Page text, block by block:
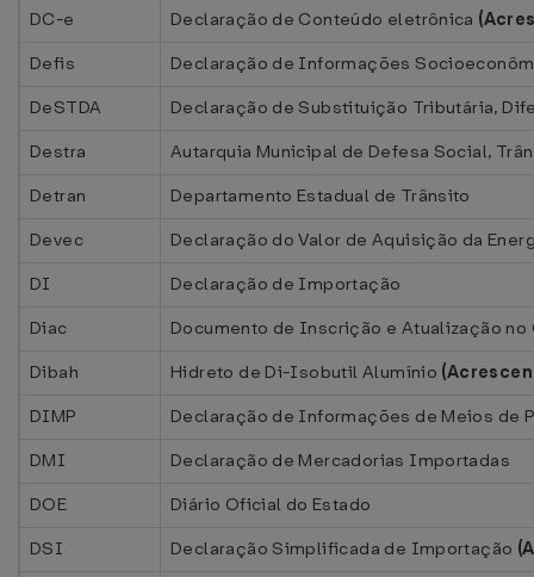
DC-e
Declaração de Conteúdo eletrônica
Defis
Declaração de Informações
DeSTDA
Declaração de Substituição Tributária,
Destra
Autarquia Municipal de Defesa Social,
Detran
Departamento Estadual de Trânsito
Devec
Declaração do Valor de Aquisição da
DI
Declaração de Importação
Diac
Documento de Inscrição e Atualização no
Dibah
Hidreto de Di-Isobutil Alumínio
DIMP
Declaração de Informações de Meios de
DMI
Declaração de Mercadorias Importadas
DOE
Diário Oficial do Estado
DSI
Declaração Simplificada de Importação